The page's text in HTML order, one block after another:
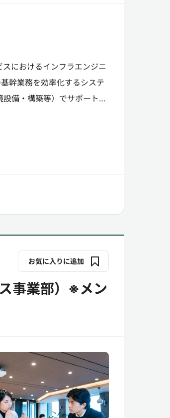
スにおけるインフラエンジニ
幹業務を効率化するシステ
備・構築等）でサポートし
事業部）※メン
お気に入りに追加